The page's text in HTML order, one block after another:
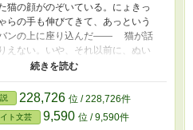
猫の顔がのぞいている。にょきっ
らの手も伸びてきて、あっという
ンの上に座り込んだ―― 猫が話
えない。いや、それ以前に、ぬい
ですけど!? イライラしていた私が
力を抜いてみようか……♪ ※ イラ
よりお借りしました。
228,726 位 / 228,726件
ト文芸 9,590 位 / 9,590件